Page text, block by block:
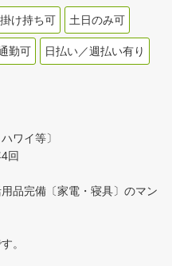
け持ち可 土日のみ可
勤可 日払い／週払い有り
ワイ等〕
回
品完備〔家電・寝具〕のマン
。